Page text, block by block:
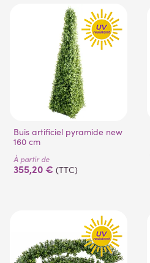
(3 avis)
Buis artificiel pyramide new
160 cm
À partir de
355,20 € (TTC)